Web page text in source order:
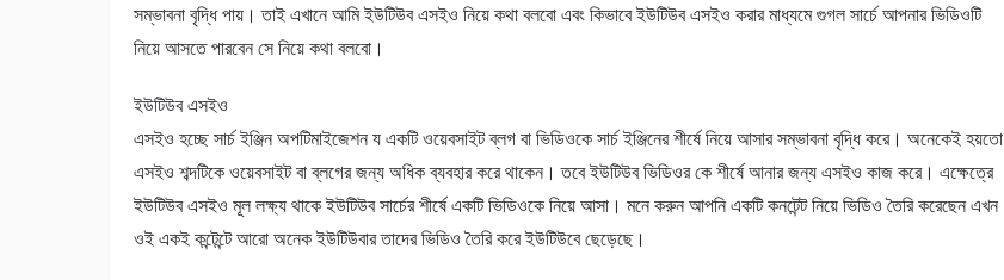
সম্ভাবনা বৃদ্ধি পায়। তাই এখানে আমি ইউটিউব এসইও নিয়ে কথা বলবো এবং কিভাবে ইউটিউব এসইও করার মাধ্যমে গুগল সার্চে আপনার ভিডিওটি
নিয়ে আসতে পারবেন সে নিয়ে কথা বলবো।
ইউটিউব এসইও
এসইও হচ্ছে সার্চ ইঞ্জিন অপটিমাইজেশন য একটি ওয়েবসাইট ব্লগ বা ভিডিওকে সার্চ ইঞ্জিনের শীর্ষে নিয়ে আসার সম্ভাবনা বৃদ্ধি করে। অনেকেই হয়তো
এসইও শব্দটিকে ওয়েবসাইট বা ব্লগের জন্য অধিক ব্যবহার করে থাকেন। তবে ইউটিউব ভিডিওর কে শীর্ষে আনার জন্য এসইও কাজ করে। এক্ষেত্রে
ইউটিউব এসইও মূল লক্ষ্য থাকে ইউটিউব সার্চের শীর্ষে একটি ভিডিওকে নিয়ে আসা। মনে করুন আপনি একটি কনটেন্ট নিয়ে ভিডিও তৈরি করেছেন এখন
ওই একই কন্টেন্টে আরো অনেক ইউটিউবার তাদের ভিডিও তৈরি করে ইউটিউবে ছেড়েছে।